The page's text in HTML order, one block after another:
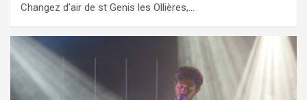
Changez d’air de st Genis les Ollières,…